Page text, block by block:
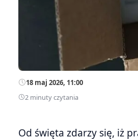
18 maj 2026, 11:00
2 minuty czytania
Od święta zdarzy się, iż